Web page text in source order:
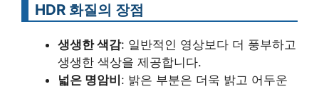
HDR 화질의 장점
생생한 색감: 일반적인 영상보다 더 풍부하고
생생한 색상을 제공합니다.
넓은 명암비 : 밝은 부분은 더욱 밝고 어두운